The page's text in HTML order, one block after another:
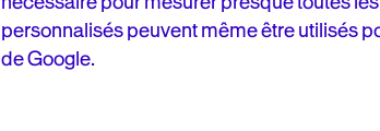
personnalisés peuvent même être utilisés
de Google.